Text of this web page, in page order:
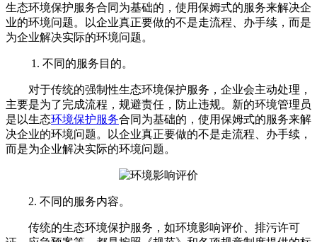
生态环境保护服务​合同为基础的，使用保姆式的服务来解决企
业的环境问题。以企业真正要做的不是走流程、办手续，而是
为企业解决实际的环境问题。
1. 不同的服务目的。
对于传统的强制性生态环境保护服务，企业会主动处理，
主要是为了完成流程，规避责任，防止违规。新的环境管理员
是以生态环境保护服务合同为基础的，使用保姆式的服务来解
决企业的环境问题。以企业真正要做的不是走流程、办手续，
而是为企业解决实际的环境问题。
2. 不同的服务内容。
传统的生态环境保护服务，如环境影响评价、排污许可